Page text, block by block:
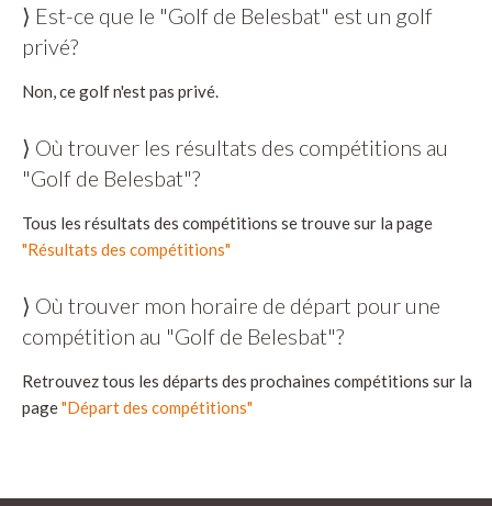
⟩ Est-ce que le "Golf de Belesbat" est un golf
privé?
Non, ce golf n'est pas privé.
⟩ Où trouver les résultats des compétitions au
"Golf de Belesbat"?
Tous les résultats des compétitions se trouve sur la page
"Résultats des compétitions"
⟩ Où trouver mon horaire de départ pour une
compétition au "Golf de Belesbat"?
Retrouvez tous les départs des prochaines compétitions sur la
page"Départ des compétitions"